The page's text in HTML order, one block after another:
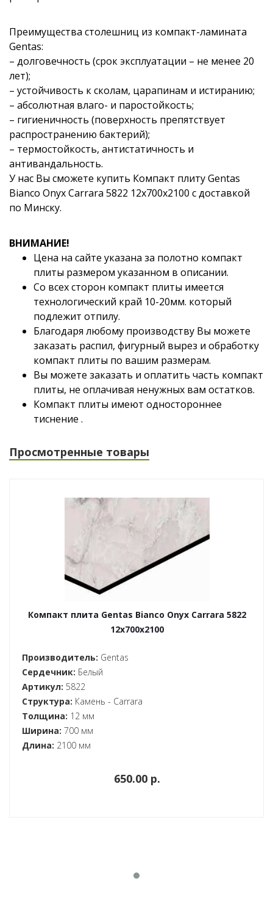
Преимущества столешниц из компакт-ламината
Gentas:
– долговечность (срок эксплуатации – не менее 20
лет);
– устойчивость к сколам, царапинам и истиранию;
– абсолютная влаго- и паростойкость;
– гигиеничность (поверхность препятствует
распространению бактерий);
– термостойкость, антистатичность и
антивандальность.
У нас Вы сможете купить Компакт плиту Gentas
Bianco Onyx Carrara 5822 12x700x2100 с доставкой
по Минску.
ВНИМАНИЕ!
Цена на сайте указана за полотно компакт
плиты размером указанном в описании.
Со всех сторон компакт плиты имеется
технологический край 10-20мм. который
подлежит отпилу.
Благодаря любому производству Вы можете
заказать распил, фигурный вырез и обработку
компакт плиты по вашим размерам.
Вы можете заказать и оплатить часть компакт
плиты, не оплачивая ненужных вам остатков.
Компакт плиты имеют одностороннее
тиснение .
Просмотренные товары
Компакт плита Gentas Bianco Onyx Carrara 5822
12x700x2100
Производитель: Gentas
Сердечник: Белый
Артикул: 5822
Структура: Камень - Carrara
Толщина: 12 мм
Ширина: 700 мм
Длина: 2100 мм
650.00 p.